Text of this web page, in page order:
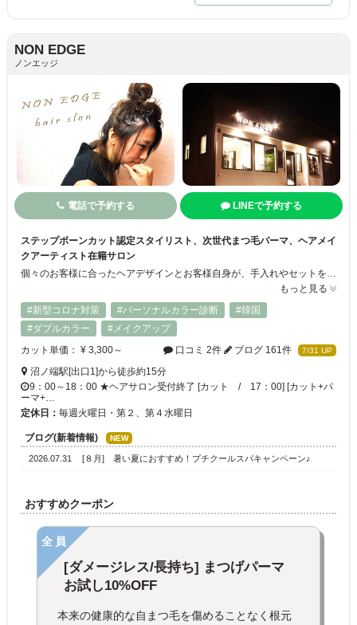
NON EDGE
ノンエッジ
電話で予約する LINEで予約する
ステップボーンカット認定スタイリスト、次世代まつ毛パーマ、ヘアメイ
クアーティスト在籍サロン
個々のお客様に合ったヘアデザインとお客様自身が、手入れやセットをしやすいヘアスタイルを提案し、お客様のご相談など丁寧に対応いたします。お客様みなさまが「ＮＯＮ ＥＤＧＥ」のファンになってもらえるお店を目指しております。
もっと見る
#新型コロナ対策
#パーソナルカラー診断
#韓国
#ダブルカラー
#メイクアップ
カット単価： ¥ 3,300～
口コミ 2件 ブログ 161件 7/31 UP
沼ノ端駅[出口1]から徒歩約15分
9：00～18：00 ★ヘアサロン受付終了 [カット / 17：00] [カット+パ
ーマ+…
定休日： 毎週火曜日・第２、第４水曜日
ブログ(新着情報) NEW
2026.07.31 [８月] 暑い夏におすすめ！プチクールスパキャンペーン♪
おすすめクーポン
全員
[ダメージレス/長持ち] まつげパーマ
お試し10%OFF
本来の健康的な自まつ毛を傷めることなく根元